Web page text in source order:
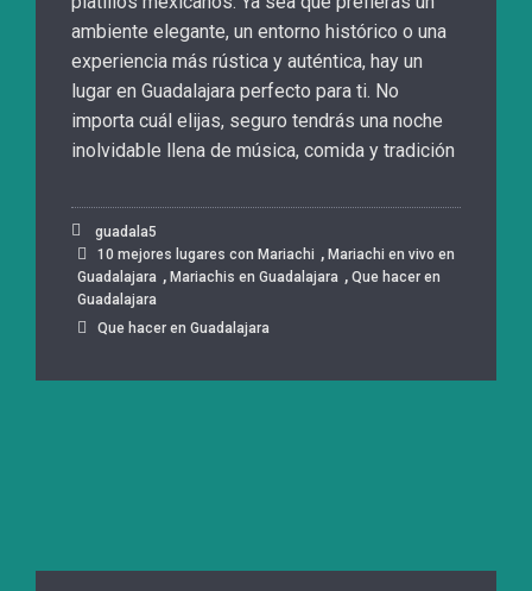
ambiente elegante, un entorno histórico o una
experiencia más rústica y auténtica, hay un
lugar en Guadalajara perfecto para ti. No
importa cuál elijas, seguro tendrás una noche
inolvidable llena de música, comida y tradición
guadala5
10 mejores lugares con Mariachi , Mariachi en vivo en
Guadalajara , Mariachis en Guadalajara , Que hacer en
Guadalajara
Que hacer en Guadalajara